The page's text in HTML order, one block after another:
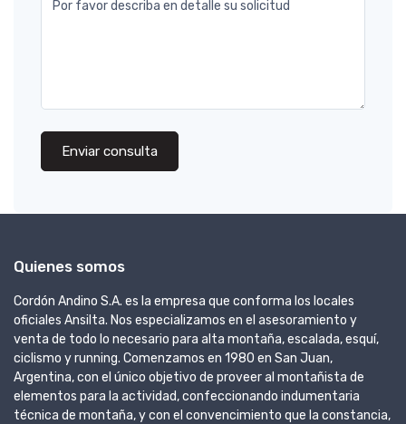
Por favor describa en detalle su solicitud
Enviar consulta
Quienes somos
Cordón Andino S.A. es la empresa que conforma los locales
oficiales Ansilta. Nos especializamos en el asesoramiento y
venta de todo lo necesario para alta montaña, escalada, esquí,
ciclismo y running. Comenzamos en 1980 en San Juan,
Argentina, con el único objetivo de proveer al montañista de
elementos para la actividad, confeccionando indumentaria
técnica de montaña, y con el convencimiento que la constancia,